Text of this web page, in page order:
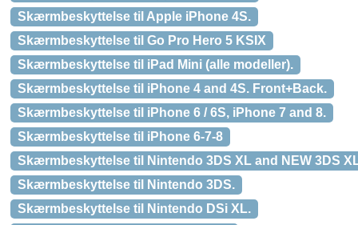
Skærmbeskyttelse til Apple iPhone 4S.
Skærmbeskyttelse til Go Pro Hero 5 KSIX
Skærmbeskyttelse til iPad Mini (alle modeller).
Skærmbeskyttelse til iPhone 4 and 4S. Front+Back.
Skærmbeskyttelse til iPhone 6 / 6S, iPhone 7 and 8.
Skærmbeskyttelse til iPhone 6-7-8
Skærmbeskyttelse til Nintendo 3DS XL and NEW 3DS
Skærmbeskyttelse til Nintendo 3DS.
Skærmbeskyttelse til Nintendo DSi XL.